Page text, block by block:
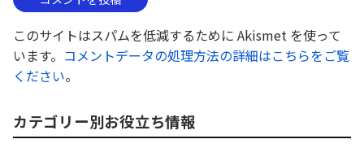
このサイトはスパムを低減するために Akismet を使って
います。 コメントデータの処理方法の詳細はこちらをご覧
ください。
カテゴリー別お役立ち情報